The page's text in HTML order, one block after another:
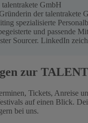
GmbH
der talentrakete
spezialisierte
und passende
Sourcer. LinkedIn
zur
Tickets, Anreise
auf einen Blick.
bei uns.